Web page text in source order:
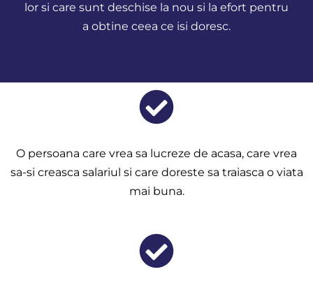
lor si care sunt deschise la nou si la efort pentru
a obtine ceea ce isi doresc.
O persoana care vrea sa lucreze de acasa, care vrea
sa-si creasca salariul si care doreste sa traiasca o viata
mai buna.